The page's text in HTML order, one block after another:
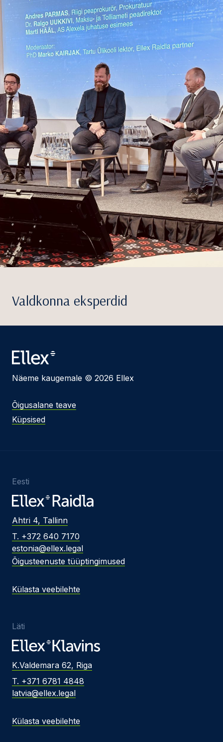
Valdkonna eksperdid
Näeme kaugemale © 2026 Ellex
Õigusalane teave
Küpsised
Eesti
Ahtri 4, Tallinn
T. +372 640 7170
estonia@ellex.legal
Õigusteenuste tüüptingimused
Külasta veebilehte
Läti
K.Valdemara 62, Riga
T. +371 6781 4848
latvia@ellex.legal
Külasta veebilehte